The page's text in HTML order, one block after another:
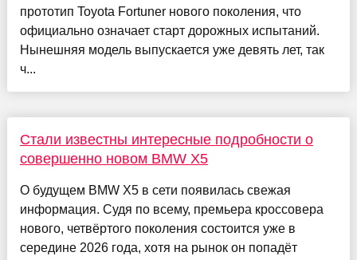
прототип Toyota Fortuner нового поколения, что
официально означает старт дорожных испытаний.
Нынешняя модель выпускается уже девять лет, так
ч...
Стали известны интересные подробности о
совершенно новом BMW X5
О будущем BMW X5 в сети появилась свежая
информация. Судя по всему, премьера кроссовера
нового, четвёртого поколения состоится уже в
середине 2026 года, хотя на рынок он попадёт